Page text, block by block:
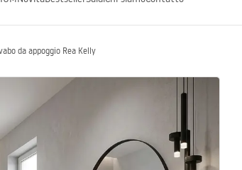
da appoggio Rea Kelly